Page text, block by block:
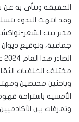
الحقيقة وتنأى به
وقد انتهت الندوة
مدير بيت الشعر-
جماعية، وتوقيع ديوان
مختلف الخلفيات
وباحثين مختصين
الأمسية باستراحة
وتعارفات بين